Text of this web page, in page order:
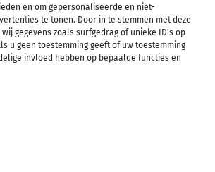
en om gepersonaliseerde en niet-
te tonen. Door in te stemmen met deze
gegevens zoals surfgedrag of unieke ID's op
u geen toestemming geeft of uw toestemming
invloed hebben op bepaalde functies en
moet je er iets mee? Ik vertel
waar het vandaan komt en
is om hier iets mee te